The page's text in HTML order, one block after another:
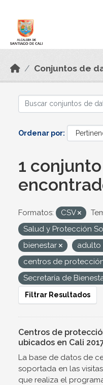
Conjuntos de
Ordenar por
1
Formatos: CSV
Salud y Protección
bienestar
adulto
centros de
Secretaría de
Filtrar Resultados
Centros de
ubicados en Cali
La base de datos de
soportada en las
que realiza el